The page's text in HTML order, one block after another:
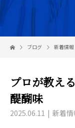
ブログ 新着情報
プロが教え
醍醐味
2025.06.11 新着情